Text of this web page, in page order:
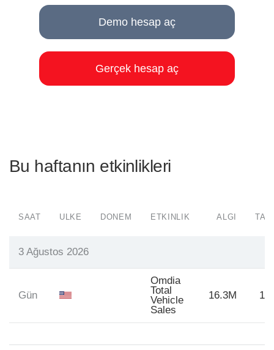
Demo hesap aç
Gerçek hesap aç
Bu haftanın etkinlikleri
SAAT ÜLKE DÖNEM ETKINLIK ALGI
3 Ağustos 2026
Gün
Omdia
Total
Vehicle
Sales
16.3M